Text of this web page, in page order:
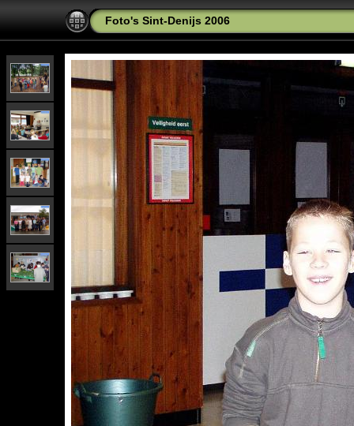
Foto's Sint-Denijs 2006